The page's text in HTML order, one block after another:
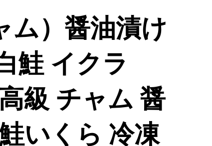
ム）醤油漬け
鮭 イクラ
級 チャム 醤
いくら 冷凍